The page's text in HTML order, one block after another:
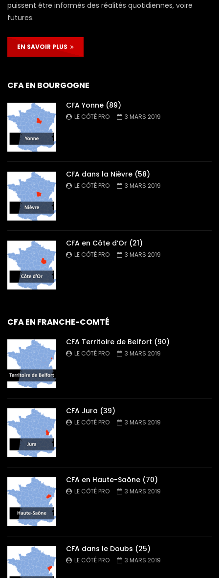
puissent être informés des réalités quotidiennes, voire
futures.
EN SAVOIR PLUS
CFA EN BOURGOGNE
CFA Yonne (89)
LE CÔTÉ PRO 3 MARS 2019
CFA dans la Nièvre (58)
LE CÔTÉ PRO 3 MARS 2019
CFA en Côte d’Or (21)
LE CÔTÉ PRO 3 MARS 2019
CFA EN FRANCHE-COMTÉ
CFA Territoire de Belfort (90)
LE CÔTÉ PRO 3 MARS 2019
CFA Jura (39)
LE CÔTÉ PRO 3 MARS 2019
CFA en Haute-Saône (70)
LE CÔTÉ PRO 3 MARS 2019
CFA dans le Doubs (25)
LE CÔTÉ PRO 3 MARS 2019